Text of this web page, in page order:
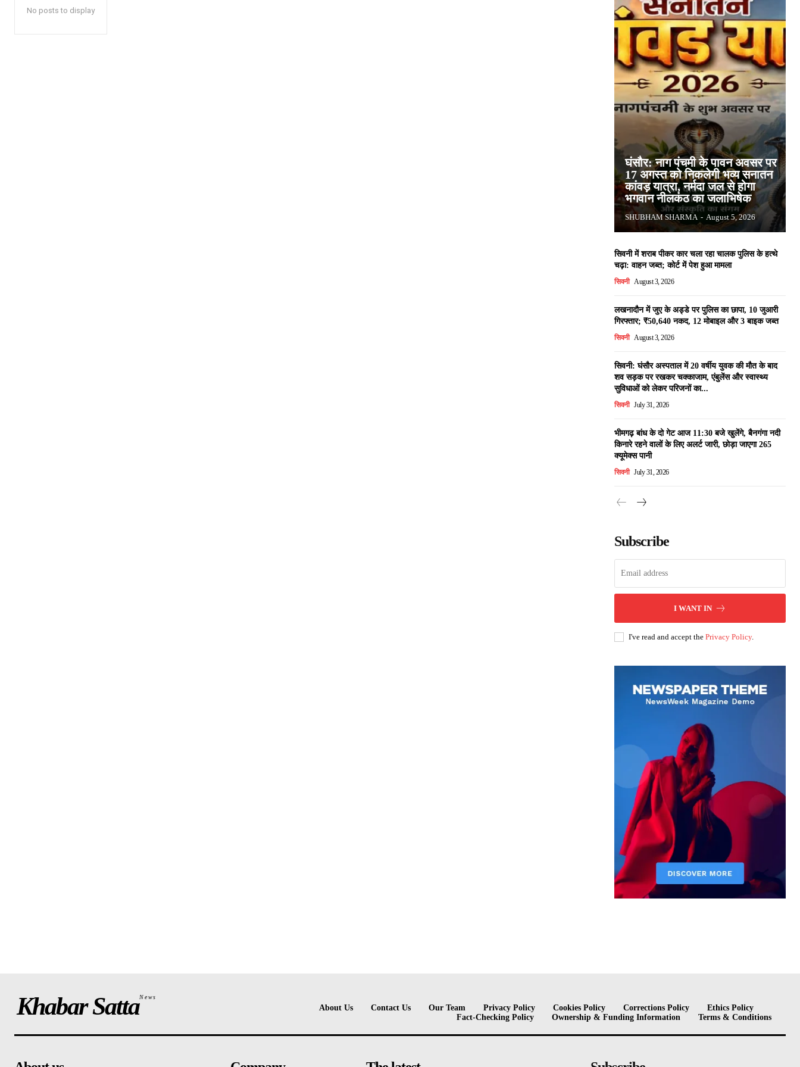
No posts to display
घंसौर: नाग पंचमी के पावन अवसर पर
17 अगस्त को निकलेगी भव्य सनातन
कांवड़ यात्रा, नर्मदा जल से होगा
भगवान नीलकंठ का जलाभिषेक
SHUBHAM SHARMA - August 5, 2026
सिवनी में शराब पीकर कार चला रहा चालक पुलिस के हत्थे
चढ़ा: वाहन जब्त; कोर्ट में पेश हुआ मामला
सिवनी August 3, 2026
लखनादौन में जुए के अड्डे पर पुलिस का छापा, 10 जुआरी
गिरफ्तार; ₹50,640 नकद, 12 मोबाइल और 3 बाइक जब्त
सिवनी August 3, 2026
सिवनी: घंसौर अस्पताल में 20 वर्षीय युवक की मौत के बाद
शव सड़क पर रखकर चक्काजाम, एंबुलेंस और स्वास्थ्य
सुविधाओं को लेकर परिजनों का...
सिवनी July 31, 2026
भीमगढ़ बांध के दो गेट आज 11:30 बजे खुलेंगे, बैनगंगा नदी
किनारे रहने वालों के लिए अलर्ट जारी, छोड़ा जाएगा 265
क्यूमेक्स पानी
सिवनी July 31, 2026
Subscribe
I WANT IN
I've read and accept the Privacy Policy.
Khabar SattaNews
About Us Contact Us Our Team Privacy Policy Cookies Policy Corrections Policy
Ethics Policy
Fact-Checking Policy
Ownership & Funding Information Terms & Conditions